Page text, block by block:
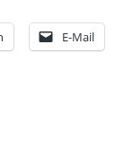
E-Mail